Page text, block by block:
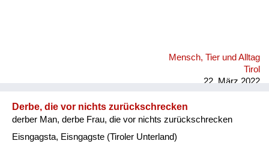
Mensch, Tier und Alltag
Tirol
22. März 2022
Derbe, die vor nichts zurückschrecken
derber Man, derbe Frau, die vor nichts zurückschrecken
Eisngagsta, Eisngagste (Tiroler Unterland)